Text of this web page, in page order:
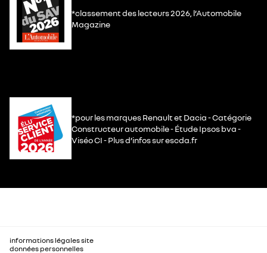
*classement des lecteurs 2026, l’Automobile
Magazine
*pour les marques Renault et Dacia - Catégorie
Constructeur automobile - Étude Ipsos bva -
Viséo CI - Plus d’infos sur escda.fr
informations légales site
données personnelles